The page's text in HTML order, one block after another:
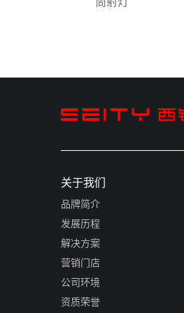
关于我们
品牌简介
发展历程
解决方案
营销门店
公司环境
资质荣誉